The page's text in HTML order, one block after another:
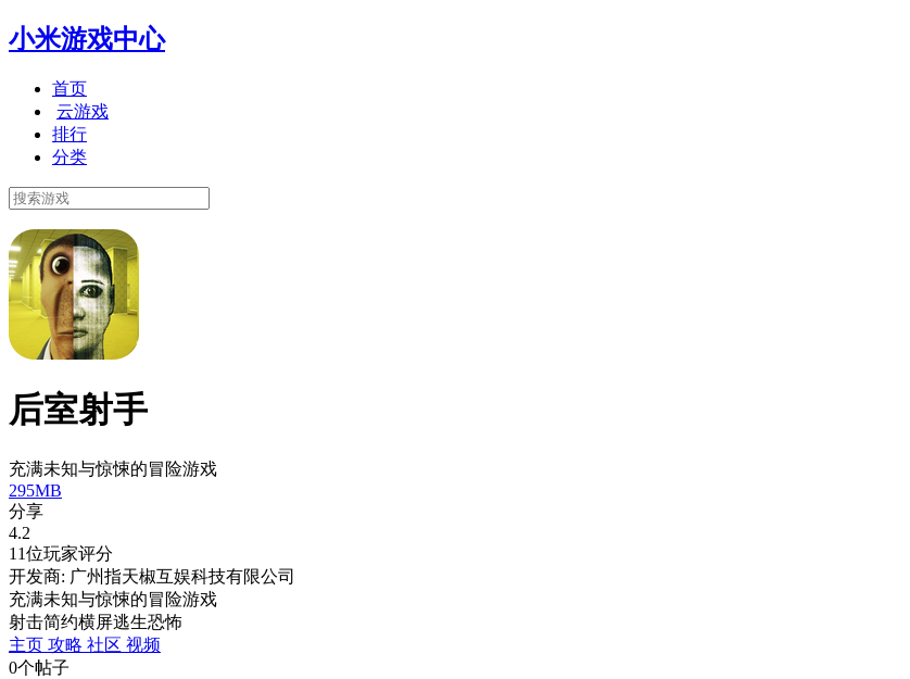
小米游戏中心
首页
云游戏
排行
分类
后室射手
充满未知与惊悚的冒险游戏
295MB
分享
4.2
11位玩家评分
开发商: 广州指天椒互娱科技有限公司
充满未知与惊悚的冒险游戏
射击简约横屏逃生恐怖
主页 攻略 社区 视频
0个帖子